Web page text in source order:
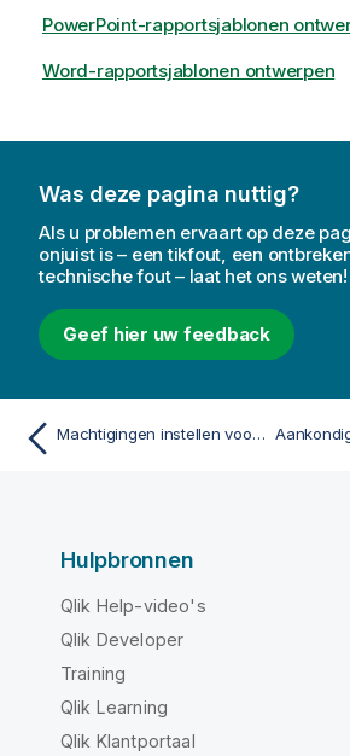
n
t
PowerPoint-rapportsjablonen
Word-rapportsjablonen ontwerpen
Was deze pagina nuttig?
Als u problemen ervaart op deze
onjuist is – een tikfout, een
technische fout – laat het ons weten!
Geef hier uw feedback
Machtigingen instellen voor functies voor rapportage op basis van verbruik
Hulpbronnen
Qlik Help-video's
Qlik Developer
Training
Qlik Learning
Qlik Klantportaal